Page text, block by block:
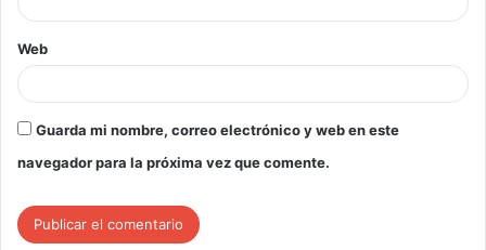
Web
Guarda mi nombre, correo electrónico y web en este
navegador para la próxima vez que comente.